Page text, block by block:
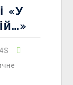
«У